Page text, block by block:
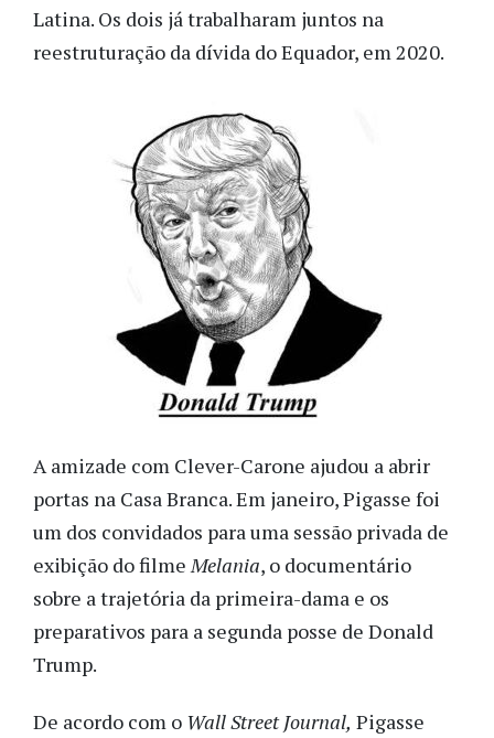
Latina. Os dois já trabalharam juntos na
reestruturação da dívida do Equador, em 2020.
A amizade com Clever-Carone ajudou a abrir
portas na Casa Branca. Em janeiro, Pigasse foi
um dos convidados para uma sessão privada de
exibição do filme Melania, o documentário
sobre a trajetória da primeira-dama e os
preparativos para a segunda posse de Donald
Trump.
De acordo com o Wall Street Journal, Pigasse